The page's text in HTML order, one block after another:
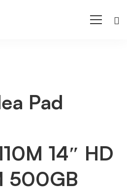
Pad
14″ HD
500GB